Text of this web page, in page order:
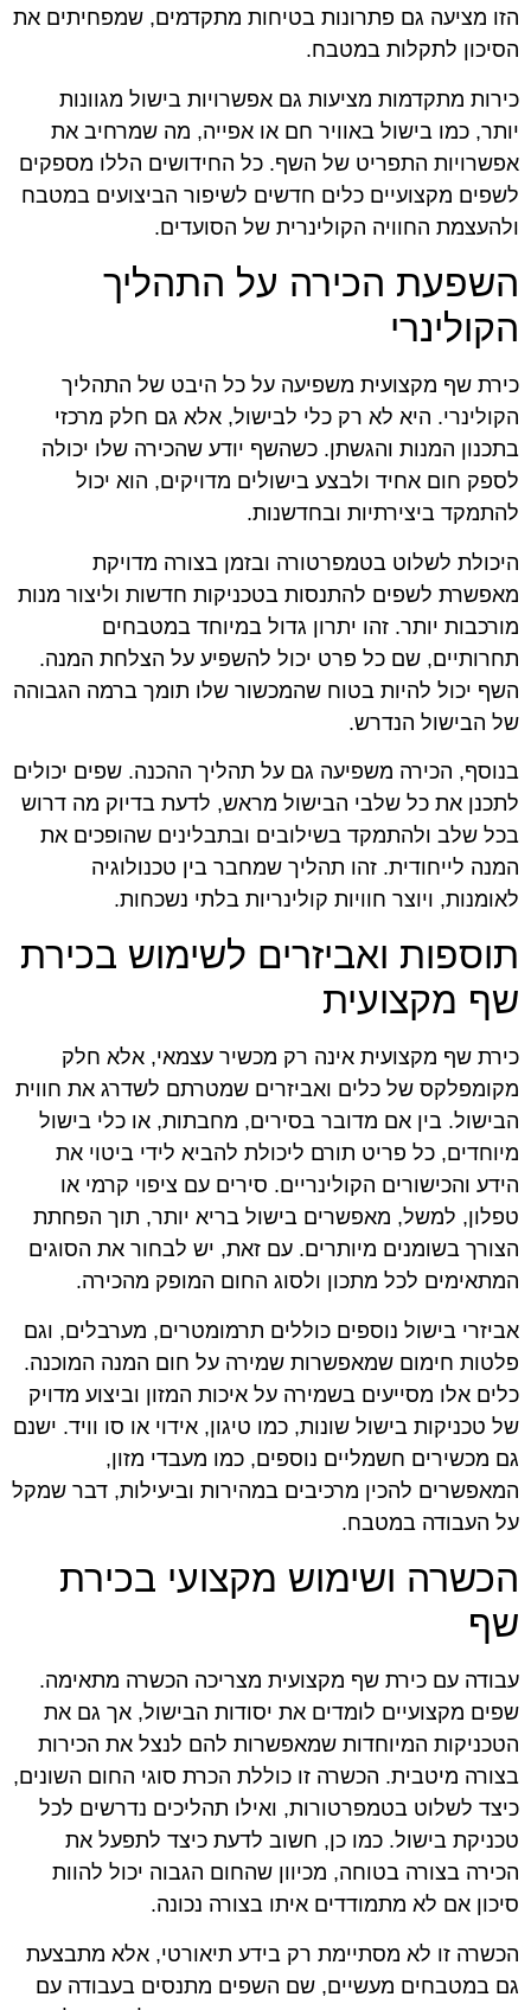
הזו מציעה גם פתרונות בטיחות מתקדמים, שמפחיתים את
הסיכון לתקלות במטבח.
כירות מתקדמות מציעות גם אפשרויות בישול מגוונות
יותר, כמו בישול באוויר חם או אפייה, מה שמרחיב את
אפשרויות התפריט של השף. כל החידושים הללו מספקים
לשפים מקצועיים כלים חדשים לשיפור הביצועים במטבח
ולהעצמת החוויה הקולינרית של הסועדים.
השפעת הכירה על התהליך
הקולינרי
כירת שף מקצועית משפיעה על כל היבט של התהליך
הקולינרי. היא לא רק כלי לבישול, אלא גם חלק מרכזי
בתכנון המנות והגשתן. כשהשף יודע שהכירה שלו יכולה
לספק חום אחיד ולבצע בישולים מדויקים, הוא יכול
להתמקד ביצירתיות ובחדשנות.
היכולת לשלוט בטמפרטורה ובזמן בצורה מדויקת
מאפשרת לשפים להתנסות בטכניקות חדשות וליצור מנות
מורכבות יותר. זהו יתרון גדול במיוחד במטבחים
תחרותיים, שם כל פרט יכול להשפיע על הצלחת המנה.
השף יכול להיות בטוח שהמכשור שלו תומך ברמה הגבוהה
של הבישול הנדרש.
בנוסף, הכירה משפיעה גם על תהליך ההכנה. שפים יכולים
לתכנן את כל שלבי הבישול מראש, לדעת בדיוק מה דרוש
בכל שלב ולהתמקד בשילובים ובתבלינים שהופכים את
המנה לייחודית. זהו תהליך שמחבר בין טכנולוגיה
לאומנות, ויוצר חוויות קולינריות בלתי נשכחות.
תוספות ואביזרים לשימוש בכירת
שף מקצועית
כירת שף מקצועית אינה רק מכשיר עצמאי, אלא חלק
מקומפלקס של כלים ואביזרים שמטרתם לשדרג את חווית
הבישול. בין אם מדובר בסירים, מחבתות, או כלי בישול
מיוחדים, כל פריט תורם ליכולת להביא לידי ביטוי את
הידע והכישורים הקולינריים. סירים עם ציפוי קרמי או
טפלון, למשל, מאפשרים בישול בריא יותר, תוך הפחתת
הצורך בשומנים מיותרים. עם זאת, יש לבחור את הסוגים
המתאימים לכל מתכון ולסוג החום המופק מהכירה.
אביזרי בישול נוספים כוללים תרמומטרים, מערבלים, וגם
פלטות חימום שמאפשרות שמירה על חום המנה המוכנה.
כלים אלו מסייעים בשמירה על איכות המזון וביצוע מדויק
של טכניקות בישול שונות, כמו טיגון, אידוי או סו וויד. ישנם
גם מכשירים חשמליים נוספים, כמו מעבדי מזון,
המאפשרים להכין מרכיבים במהירות וביעילות, דבר שמקל
על העבודה במטבח.
הכשרה ושימוש מקצועי בכירת
שף
עבודה עם כירת שף מקצועית מצריכה הכשרה מתאימה.
שפים מקצועיים לומדים את יסודות הבישול, אך גם את
הטכניקות המיוחדות שמאפשרות להם לנצל את הכירות
בצורה מיטבית. הכשרה זו כוללת הכרת סוגי החום השונים,
כיצד לשלוט בטמפרטורות, ואילו תהליכים נדרשים לכל
טכניקת בישול. כמו כן, חשוב לדעת כיצד לתפעל את
הכירה בצורה בטוחה, מכיוון שהחום הגבוה יכול להוות
סיכון אם לא מתמודדים איתו בצורה נכונה.
הכשרה זו לא מסתיימת רק בידע תיאורטי, אלא מתבצעת
גם במטבחים מעשיים, שם השפים מתנסים בעבודה עם